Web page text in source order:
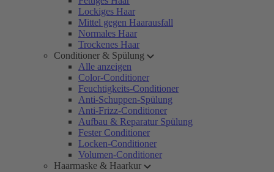
Lockiges Haar
Mittel gegen Haarausfall
Normales Haar
Trockenes Haar
Conditioner & Spülung
Alle anzeigen
Color-Conditioner
Feuchtigkeits-Conditioner
Anti-Schuppen-Spülung
Anti-Frizz-Conditioner
Aufbau & Reparatur Spülung
Fester Conditioner
Locken-Conditioner
Volumen-Conditioner
Haarmaske & Haarkur